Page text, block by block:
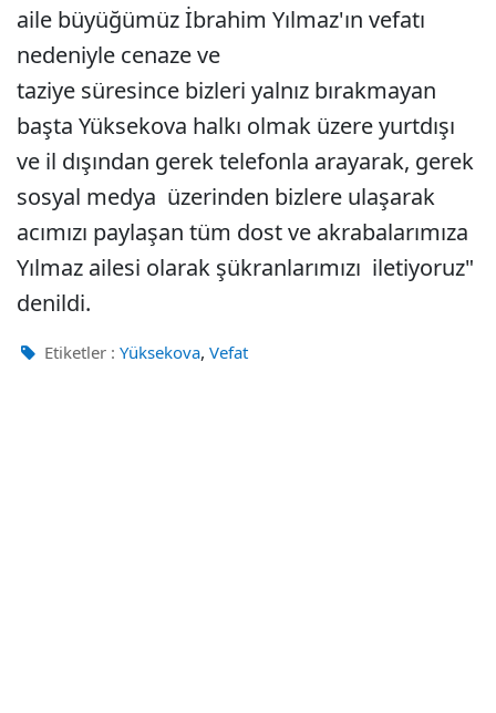
aile büyüğümüz İbrahim Yılmaz'ın vefatı
nedeniyle cenaze ve
taziye süresince bizleri yalnız bırakmayan
başta Yüksekova halkı olmak üzere yurtdışı
ve il dışından gerek telefonla arayarak, gerek
sosyal medya üzerinden bizlere ulaşarak
acımızı paylaşan tüm dost ve akrabalarımıza
Yılmaz ailesi olarak şükranlarımızı iletiyoruz"
denildi.
Etiketler : Yüksekova, Vefat